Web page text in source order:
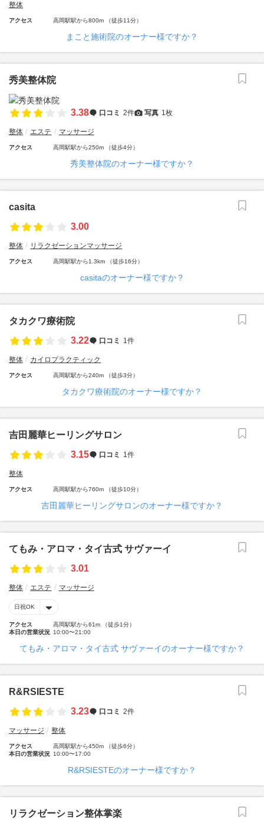
整体
アクセス 高岡駅駅から800m （徒歩11分）
まこと施術院のオーナー様ですか？
秀美整体院
3.38 口コミ 2件 写真 1枚
整体 エステ マッサージ
アクセス 高岡駅駅から250m （徒歩4分）
秀美整体院のオーナー様ですか？
casita
3.00
整体 リラクゼーションマッサージ
アクセス 高岡駅駅から1.3km （徒歩16分）
casitaのオーナー様ですか？
タカクワ療術院
3.22
口コミ 1件
整体 カイロプラクティック
アクセス 高岡駅駅から240m （徒歩3分）
タカクワ療術院のオーナー様ですか？
吉田麗華ヒーリングサロン
3.15
口コミ 1件
整体
アクセス 高岡駅駅から760m （徒歩10分）
吉田麗華ヒーリングサロンのオーナー様ですか？
てもみ・アロマ・タイ古式 サヴァーイ
3.01
整体 エステ マッサージ
日祝OK
アクセス
高岡駅駅から61m （徒歩1分）
本日の営業状況 10:00〜21:00
てもみ・アロマ・タイ古式 サヴァーイのオーナー様ですか？
R&RSIESTE
3.23
口コミ 2件
マッサージ 整体
アクセス
高岡駅駅から450m （徒歩6分）
本日の営業状況 10:00〜17:00
R&RSIESTEのオーナー様ですか？
リラクゼーション整体掌楽